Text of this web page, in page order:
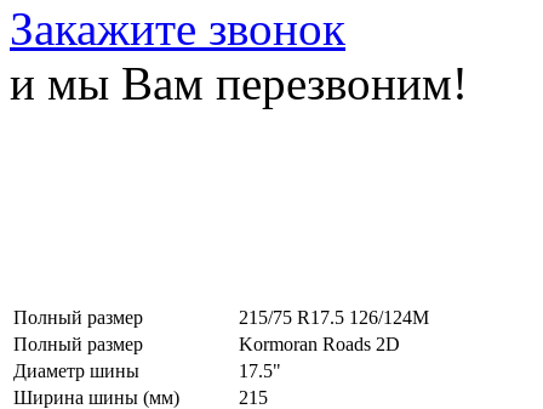
Закажите звонок
и мы Вам перезвоним!
Полный размер
215/75 R17.5 126/124M
Полный размер
Kormoran Roads 2D
Диаметр шины
17.5"
Ширина шины (мм)
215